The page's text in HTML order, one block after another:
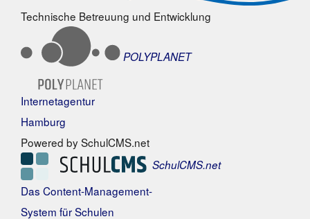
Technische Betreuung und Entwicklung
POLYPLANET
Internetagentur
Hamburg
Powered by SchulCMS.net
SchulCMS.net
Das Content-Management-
System für Schulen